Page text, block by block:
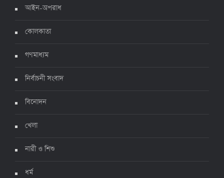
আইন-অপরাধ
কোলকাতা
গণমাধ্যম
নির্বাচনী সংবাদ
বিনোদন
খেলা
নারী ও শিশু
ধর্ম